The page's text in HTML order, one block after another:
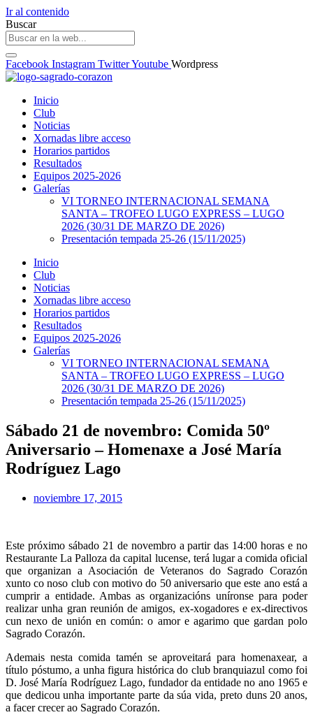
Ir al contenido
Buscar
Facebook Instagram TwitterYoutube Wordpress
Inicio
Club
Noticias
Xornadas libre acceso
Horarios partidos
Resultados
Equipos 2025-2026
Galerías
VI TORNEO INTERNACIONAL SEMANA
SANTA – TROFEO LUGO EXPRESS – LUGO
2026 (30/31 DE MARZO DE 2026)
Presentación tempada 25-26 (15/11/2025)
Inicio
Club
Noticias
Xornadas libre acceso
Horarios partidos
Resultados
Equipos 2025-2026
Galerías
VI TORNEO INTERNACIONAL SEMANA
SANTA – TROFEO LUGO EXPRESS – LUGO
2026 (30/31 DE MARZO DE 2026)
Presentación tempada 25-26 (15/11/2025)
Sábado 21 de novembro: Comida 50º
Aniversario – Homenaxe a José María
Rodríguez Lago
noviembre 17, 2015
Este próximo sábado 21 de novembro a partir das 14:00 horas e no
Restaurante La Palloza da capital lucense, terá lugar a comida oficial
que organizan a Asociación de Veteranos do Sagrado Corazón
xunto co noso club con motivo do 50 aniversario que este ano está a
cumprir a entidade. Ambas as organizacións uníronse para poder
realizar unha gran reunión de amigos, ex-xogadores e ex-directivos
cun nexo de unión en común: o amor e agarimo que gardan polo
Sagrado Corazón.
Ademais nesta comida tamén se aproveitará para homenaxear, a
título póstumo, a unha figura histórica do club branquiazul como foi
D. José María Rodríguez Lago, fundador da entidade no ano 1965 e
que dedicou unha importante parte da súa vida, preto duns 20 anos,
a facer crecer ao Sagrado Corazón.